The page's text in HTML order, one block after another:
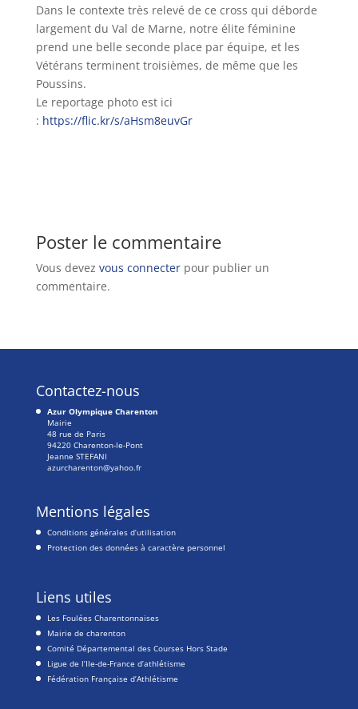
Dans le contexte très relevé de ce cross qui déborde
largement du Val de Marne, notre élite féminine
prend une belle seconde place par équipe, et les
Vétérans terminent troisièmes, de même que les
Poussins.
Le reportage photo est ici
: https://flic.kr/s/aHsm8euvGr
Poster le commentaire
Vous devez vous connecterpour publier un
commentaire.
Contactez-nous
Azur Olympique Charenton
Mairie
48 rue de Paris
94220 Charenton-le-Pont
Jeanne STEFANI
azurcharenton@yahoo.fr
Mentions légales
Conditions générales d’utilisation
Protection des données à caractère personnel
Liens utiles
Les Foulées Charentonnaises
Mairie de charenton
Comité Départemental des Courses Hors Stade
Ligue de l’Ile-de-France d’athlétisme
Fédération Française d’Athlétisme